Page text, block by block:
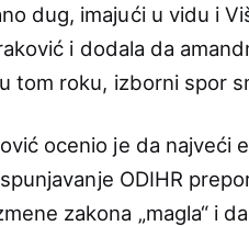
dug, imajući u vidu i
i dodala da
tom roku, izborni spor
ocenio je da najveći
ODIHR
zakona „magla“ i